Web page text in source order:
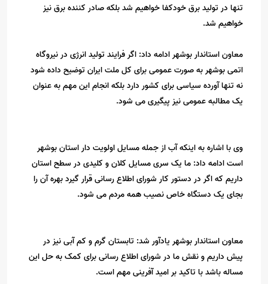
تنها در تولید برق خودکفا خواهیم شد بلکه صادر کننده برق نیز
خواهیم شد.
معاون استاندار بوشهر ادامه داد: اگر فرایند تولید انرژی در نیروگاه
اتمی بوشهر به صورت عمومی برای کل ملت ایران توضیح داده شود
نه تنها آورده سیاسی برای کشور دارد بلکه انجام این مهم به عنوان
یک مطالبه عمومی نیز پیگیری می شود.
وی با اشاره به اینکه آب از جمله مسایل اولویت دار استان بوشهر
است ادامه داد: ما یک سری مسایل کلان و کلیدی در سطح استان
داریم که اگر در دستور کار شورای اطلاع رسانی قرار گیرد بهره آن را
بجای یک دستگاه خاص نصیب همه مردم می شود.
معاون استاندار بوشهر یادآور شد: تابستان گرم و کم آبی نیز در
پیش داریم و نقش ما در شورای اطلاع رسانی برای کمک به حل این
مساله باشد با تاکید بر امید آفرینی مهم است.